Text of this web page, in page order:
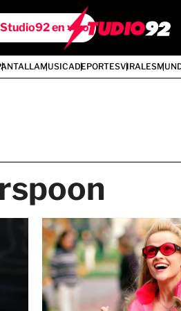
Studio92 en vivo
MUSICADEPORTESVIRALES